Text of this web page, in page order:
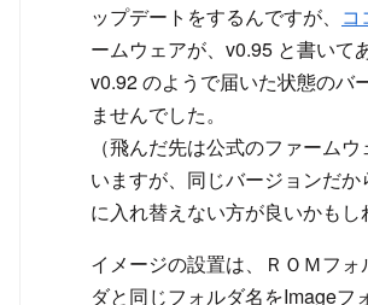
ップデートをするんですが、 コ
ームウェアが、v0.95 と書いて
v0.92 のようで届いた状態のバ
ませんでした。
（飛んだ先は公式のファーム
いますが、同じバージョンだ
に入れ替えない方が良いかもし
イメージの設置は、ＲＯＭフ
ダと同じフォルダ名をImageフ